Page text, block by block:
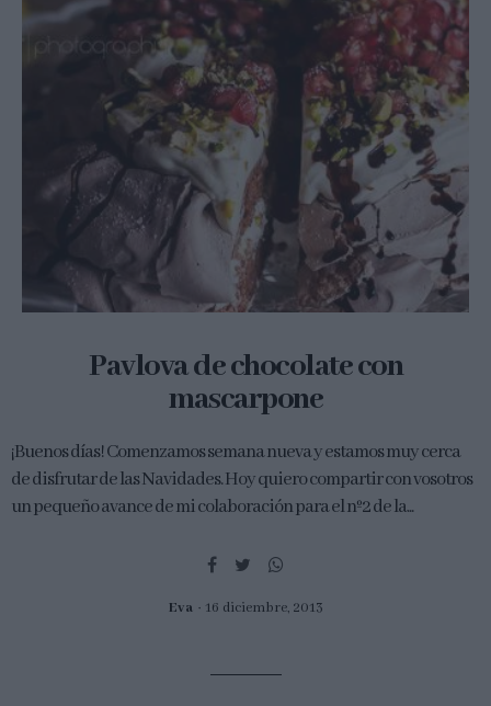
Pavlova de chocolate con
mascarpone
¡Buenos días! Comenzamos semana nueva y estamos muy cerca
de disfrutar de las Navidades. Hoy quiero compartir con vosotros
un pequeño avance de mi colaboración para el nº2 de la...
Eva 16 diciembre, 2013